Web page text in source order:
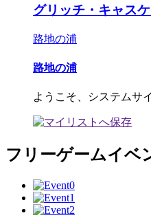
グリッチ・キャス
路地の浦
路地の浦
ようこそ、システムサ
フリーゲームイベ